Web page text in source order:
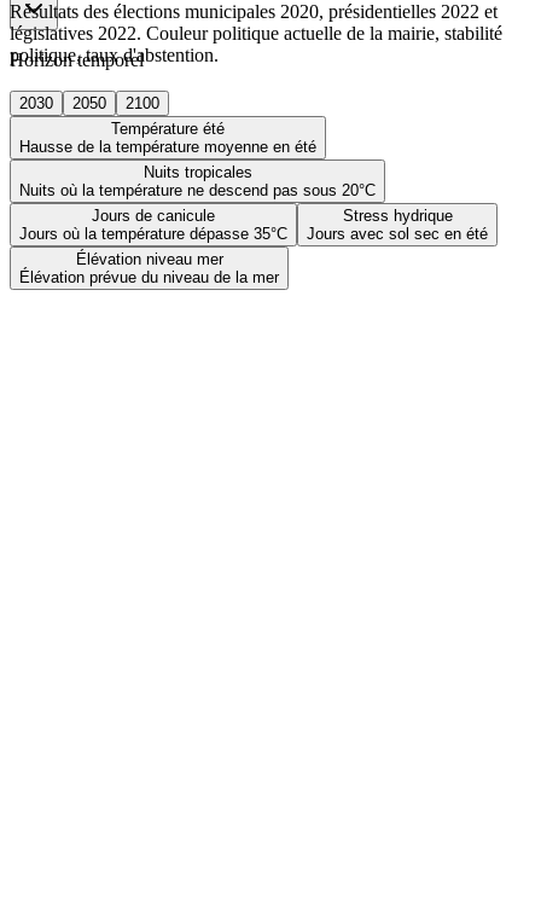
Horizon temporel
2030 2050
2100
Température été
Hausse de la température moyenne en été
Nuits tropicales
Nuits où la température ne descend pas sous 20°C
Jours de canicule
Jours où la température dépasse 35°C
Stress hydrique
Jours avec sol sec en été
Élévation niveau mer
Élévation prévue du niveau de la mer
Résultats des élections municipales 2020, présidentielles 2022 et
législatives 2022. Couleur politique actuelle de la mairie, stabilité
politique, taux d'abstention.